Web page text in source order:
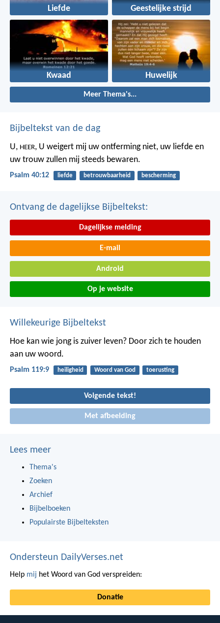
Liefde Geestelijke strijd
Kwaad Huwelijk
Meer Thema's...
Bijbeltekst van de dag
U, HEER, U weigert mij uw ontferming niet, uw liefde en
uw trouw zullen mij steeds bewaren.
Psalm 40:12 liefde betrouwbaarheid bescherming
Ontvang de dagelijkse Bijbeltekst:
Dagelijkse melding
E-mail
Android
Op je website
Willekeurige Bijbeltekst
Hoe kan wie jong is zuiver leven? Door zich te houden
aan uw woord.
Psalm 119:9 heiligheid Woord van God toerusting
Volgende tekst!
Met afbeelding
Lees meer
Thema's
Zoeken
Archief
Bijbelboeken
Populairste Bijbelteksten
Ondersteun DailyVerses.net
Help mij het Woord van God verspreiden:
Donatie